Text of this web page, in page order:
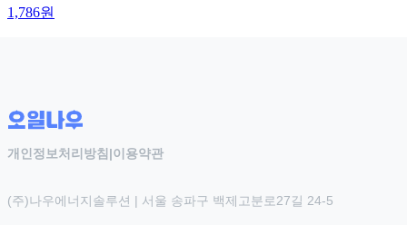
1,786원
개인정보처리방침|이용약관
(주)나우에너지솔루션 | 서울 송파구 백제고분로27길 24-5